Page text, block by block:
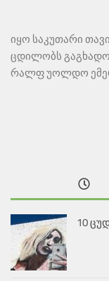
იყო საკუთარი
ცდილობს
რალფ უოლდო
10